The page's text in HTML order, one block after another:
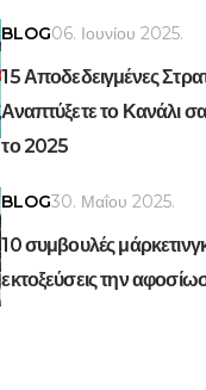
BLOG06. Ιουνίου 2025.
15 Αποδεδειγμένες
Αναπτύξετε το Κανάλι
το 2025
BLOG30. Μαΐου 2025.
10 συμβουλές
εκτοξεύσεις την